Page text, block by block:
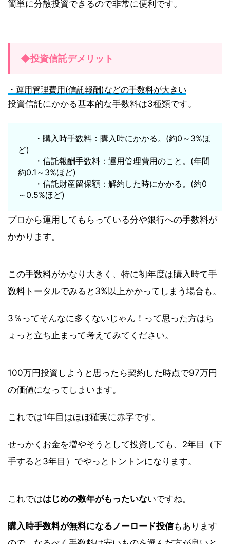
簡単に分散投資できるので非常に便利です。
◆投資信託デメリット
・運用管理費用(信託報酬)などの手数料が大きい
投資信託にかかる基本的な手数料は3種類です。
・購入時手数料：購入時にかかる。(約0～3%ほ
ど)
・信託報酬手数料：運用管理費用のこと。(年間
約0.1～3%ほど)
・信託財産留保額：解約した時にかかる。(約0
～0.5%ほど)
プロから運用してもらっている分や銀行への手数料が
かかります。
この手数料がかなり大きく、特に初年度は購入時て手
数料トータルでみると3%以上かかってしまう場合も。
3％ってそんなに多くないじゃん！って思った方はち
ょっと立ち止まって考えてみてください。
100万円投資しようと思ったら契約した時点で97万円
の価値になってしまいます。
これでは1年目はほぼ確実に赤字です。
せっかくお金を増やそうとして投資しても、2年目（下
手すると3年目）でやっとトントンになります。
これでははじめの数年がもったいないですね。
購入時手数料が無料になるノーロード投信もあります